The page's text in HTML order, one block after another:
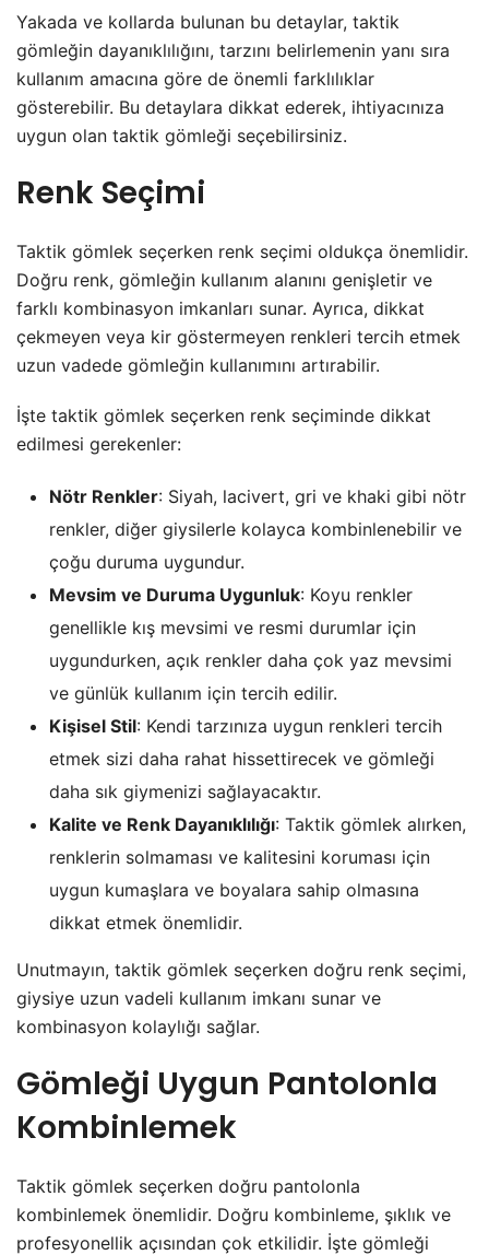
Yakada ve kollarda bulunan bu detaylar, taktik
gömleğin dayanıklılığını, tarzını belirlemenin yanı sıra
kullanım amacına göre de önemli farklılıklar
gösterebilir. Bu detaylara dikkat ederek, ihtiyacınıza
uygun olan taktik gömleği seçebilirsiniz.
Renk Seçimi
Taktik gömlek seçerken renk seçimi oldukça önemlidir.
Doğru renk, gömleğin kullanım alanını genişletir ve
farklı kombinasyon imkanları sunar. Ayrıca, dikkat
çekmeyen veya kir göstermeyen renkleri tercih etmek
uzun vadede gömleğin kullanımını artırabilir.
İşte taktik gömlek seçerken renk seçiminde dikkat
edilmesi gerekenler:
Nötr Renkler: Siyah, lacivert, gri ve khaki gibi nötr
renkler, diğer giysilerle kolayca kombinlenebilir ve
çoğu duruma uygundur.
Mevsim ve Duruma Uygunluk: Koyu renkler
genellikle kış mevsimi ve resmi durumlar için
uygundurken, açık renkler daha çok yaz mevsimi
ve günlük kullanım için tercih edilir.
Kişisel Stil: Kendi tarzınıza uygun renkleri tercih
etmek sizi daha rahat hissettirecek ve gömleği
daha sık giymenizi sağlayacaktır.
Kalite ve Renk Dayanıklılığı: Taktik gömlek alırken,
renklerin solmaması ve kalitesini koruması için
uygun kumaşlara ve boyalara sahip olmasına
dikkat etmek önemlidir.
Unutmayın, taktik gömlek seçerken doğru renk seçimi,
giysiye uzun vadeli kullanım imkanı sunar ve
kombinasyon kolaylığı sağlar.
Gömleği Uygun Pantolonla
Kombinlemek
Taktik gömlek seçerken doğru pantolonla
kombinlemek önemlidir. Doğru kombinleme, şıklık ve
profesyonellik açısından çok etkilidir. İşte gömleği